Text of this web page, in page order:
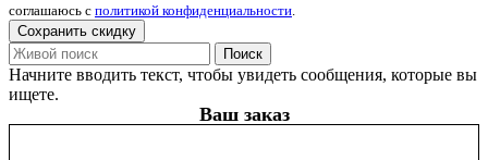
соглашаюсь с политикой конфиденциальности
Сохранить скидку
Поиск
Начните вводить текст, чтобы увидеть сообщения, которые вы
ищете.
Ваш заказ